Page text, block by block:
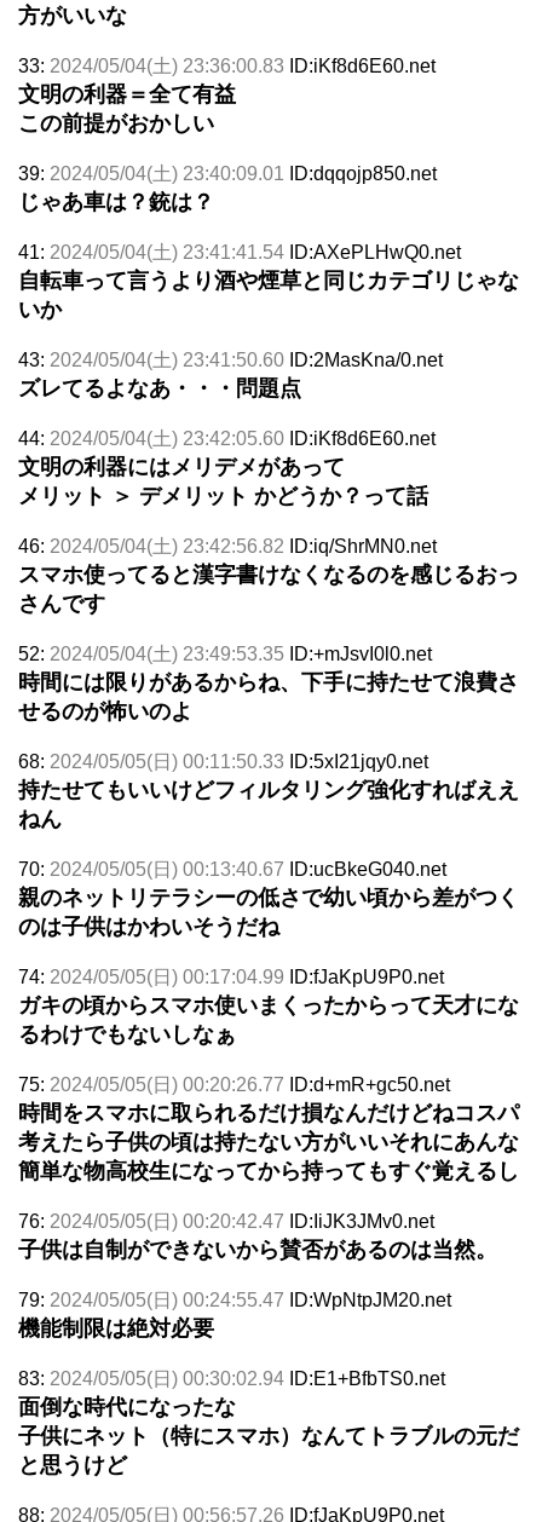
方がいいな
33: 2024/05/04(土) 23:36:00.83 ID:iKf8d6E60.net
文明の利器＝全て有益
この前提がおかしい
39: 2024/05/04(土) 23:40:09.01 ID:dqqojp850.net
じゃあ車は？銃は？
41: 2024/05/04(土) 23:41:41.54 ID:AXePLHwQ0.net
自転車って言うより酒や煙草と同じカテゴリじゃな
いか
43: 2024/05/04(土) 23:41:50.60 ID:2MasKna/0.net
ズレてるよなあ・・・問題点
44: 2024/05/04(土) 23:42:05.60 ID:iKf8d6E60.net
文明の利器にはメリデメがあって
メリット ＞ デメリット かどうか？って話
46: 2024/05/04(土) 23:42:56.82 ID:iq/ShrMN0.net
スマホ使ってると漢字書けなくなるのを感じるおっ
さんです
52: 2024/05/04(土) 23:49:53.35 ID:+mJsvI0l0.net
時間には限りがあるからね、下手に持たせて浪費さ
せるのが怖いのよ
68: 2024/05/05(日) 00:11:50.33 ID:5xI21jqy0.net
持たせてもいいけどフィルタリング強化すればええ
ねん
70: 2024/05/05(日) 00:13:40.67 ID:ucBkeG040.net
親のネットリテラシーの低さで幼い頃から差がつく
のは子供はかわいそうだね
74: 2024/05/05(日) 00:17:04.99 ID:fJaKpU9P0.net
ガキの頃からスマホ使いまくったからって天才にな
るわけでもないしなぁ
75: 2024/05/05(日) 00:20:26.77 ID:d+mR+gc50.net
時間をスマホに取られるだけ損なんだけどねコスパ
考えたら子供の頃は持たない方がいいそれにあんな
簡単な物高校生になってから持ってもすぐ覚えるし
76: 2024/05/05(日) 00:20:42.47 ID:IiJK3JMv0.net
子供は自制ができないから賛否があるのは当然。
79: 2024/05/05(日) 00:24:55.47 ID:WpNtpJM20.net
機能制限は絶対必要
83: 2024/05/05(日) 00:30:02.94 ID:E1+BfbTS0.net
面倒な時代になったな
子供にネット（特にスマホ）なんてトラブルの元だ
と思うけど
88: 2024/05/05(日) 00:56:57.26 ID:fJaKpU9P0.net